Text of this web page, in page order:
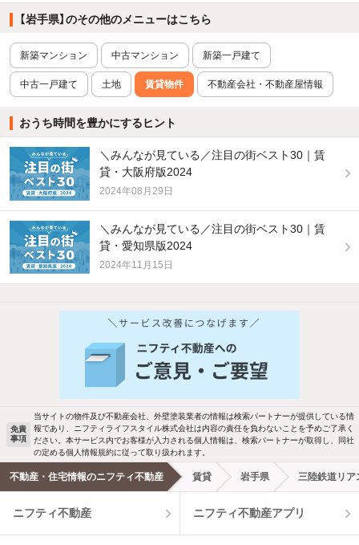
【岩手県】のその他のメニューはこちら
新築マンション 中古マンション 新築一戸建て
中古一戸建て 土地 賃貸物件 不動産会社・不動産屋情報
おうち時間を豊かにするヒント
＼みんなが見ている／注目の街ベスト30｜賃
貸・大阪府版2024
2024年08月29日
＼みんなが見ている／注目の街ベスト30｜賃
貸・愛知県版2024
2024年11月15日
免責
事項
当サイトの物件及び不動産会社、外壁塗装業者の情報は検索パートナーが提供している情
報であり、ニフティライフスタイル株式会社は内容の責任を負わないことを予めご了承く
ださい。本サービス内でお客様が入力される個人情報は、検索パートナーが取得し、同社
の定める個人情報規約に従って取り扱われます。
不動産・住宅情報のニフティ不動産 賃貸 岩手県 三陸鉄道リア
ニフティ不動産 ニフティ不動産アプリ